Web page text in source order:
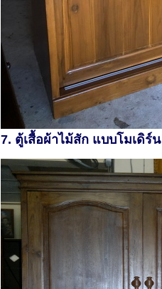
7. ตู้เสื้อผ้าไม้สัก แบบโมเดิร์